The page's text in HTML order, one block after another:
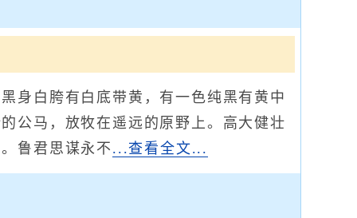
白胯有白底带黄，有一色纯黑有黄中
马，放牧在遥远的原野上。高大健壮
鲁君思谋永不 ...查看全文...